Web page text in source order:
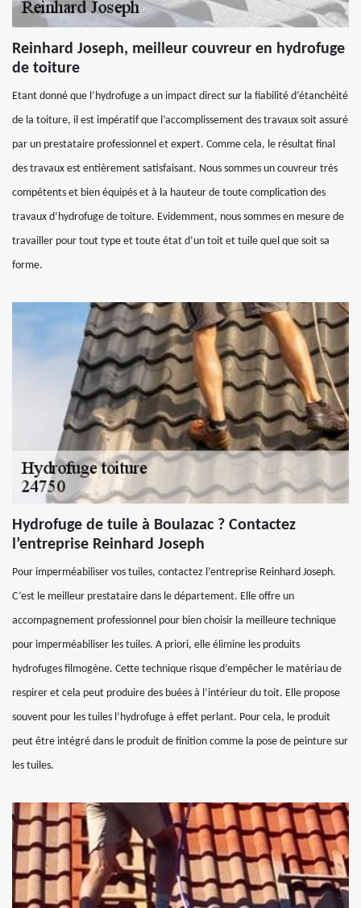
Reinhard Joseph, meilleur couvreur en hydrofuge
de toiture
Etant donné que l’hydrofuge a un impact direct sur la fiabilité d’étanchéité
de la toiture, il est impératif que l’accomplissement des travaux soit assuré
par un prestataire professionnel et expert. Comme cela, le résultat final
des travaux est entièrement satisfaisant. Nous sommes un couvreur très
compétents et bien équipés et à la hauteur de toute complication des
travaux d’hydrofuge de toiture. Evidemment, nous sommes en mesure de
travailler pour tout type et toute état d’un toit et tuile quel que soit sa
forme.
Hydrofuge de tuile à Boulazac ? Contactez
l’entreprise Reinhard Joseph
Pour imperméabiliser vos tuiles, contactez l’entreprise Reinhard Joseph.
C’est le meilleur prestataire dans le département. Elle offre un
accompagnement professionnel pour bien choisir la meilleure technique
pour imperméabiliser les tuiles. A priori, elle élimine les produits
hydrofuges filmogène. Cette technique risque d’empêcher le matériau de
respirer et cela peut produire des buées à l’intérieur du toit. Elle propose
souvent pour les tuiles l’hydrofuge à effet perlant. Pour cela, le produit
peut être intégré dans le produit de finition comme la pose de peinture sur
les tuiles.